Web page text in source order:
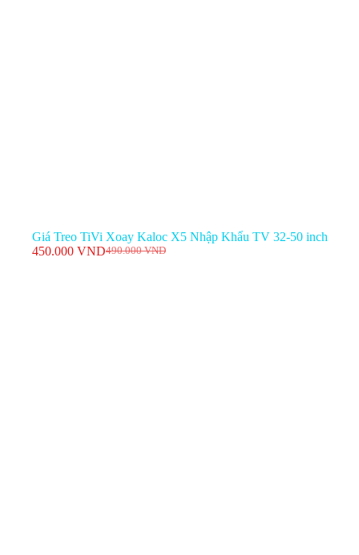
Giá Treo TiVi Xoay Kaloc X5 Nhập Khẩu TV 32-50 inch
490.000VND
Giá
450.000 VNDGiá